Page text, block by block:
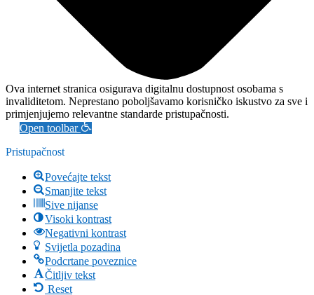
Ova internet stranica osigurava digitalnu dostupnost osobama s
invaliditetom. Neprestano poboljšavamo korisničko iskustvo za sve i
primjenjujemo relevantne standarde pristupačnosti.
Open toolbar
Pristupačnost
Povećajte tekst
Smanjite tekst
Sive nijanse
Visoki kontrast
Negativni kontrast
Svijetla pozadina
Podcrtane poveznice
Čitljiv tekst
Reset